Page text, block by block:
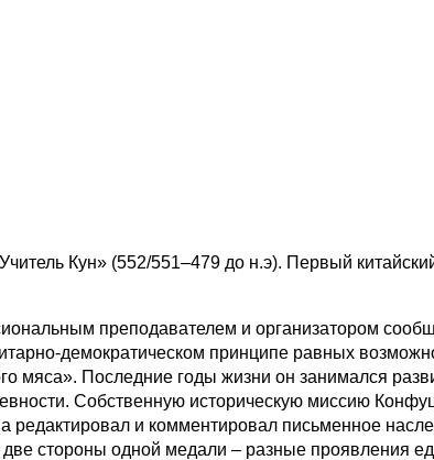
Кун» (552/551–479 до н.э). Первый
преподавателем и организатором
демократическом принципе равных
мяса». Последние годы жизни он занимался
Собственную историческую миссию
редактировал и комментировал письменное
две стороны одной медали – разные проявления